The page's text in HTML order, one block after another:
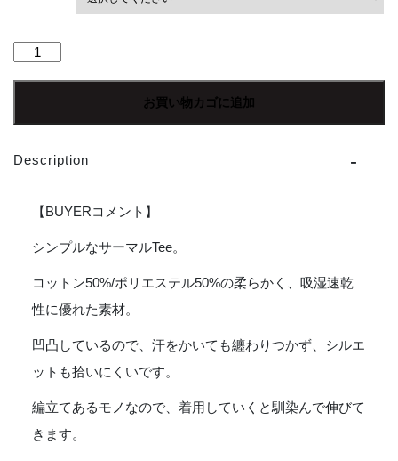
【Ladies】
ル
ニ
Waffle
Tee
BLACK
[602S_SOLID]
お買い物カゴに追加
Description
【BUYERコメント】
シンプルなサーマルTee。
コットン50%/ポリエステル50%の柔らかく、吸湿速乾
性に優れた素材。
凹凸しているので、汗をかいても纏わりつかず、シルエ
ットも拾いにくいです。
編立てあるモノなので、着用していくと馴染んで伸びて
きます。